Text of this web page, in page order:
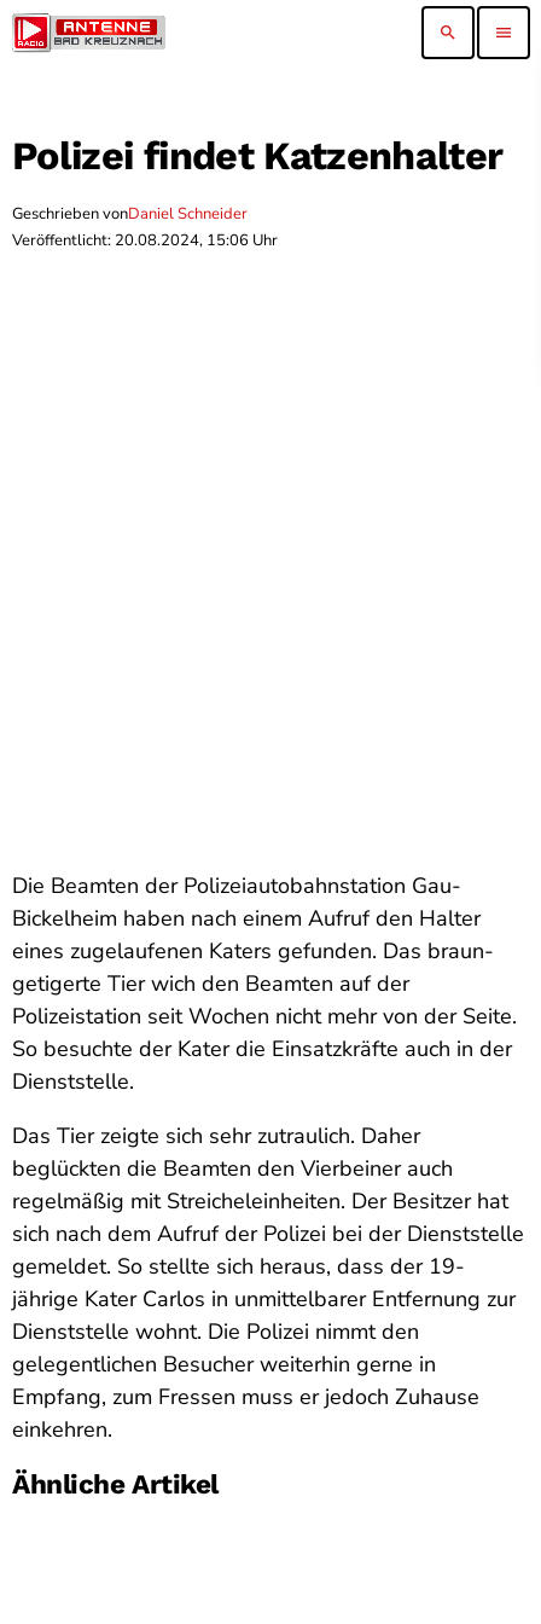
search menu
Polizei findet Katzenhalter
Geschrieben vonDaniel Schneider
Veröffentlicht: 20.08.2024, 15:06 Uhr
Die Beamten der Polizeiautobahnstation Gau-
Bickelheim haben nach einem Aufruf den Halter
eines zugelaufenen Katers gefunden. Das braun-
getigerte Tier wich den Beamten auf der
Polizeistation seit Wochen nicht mehr von der Seite.
So besuchte der Kater die Einsatzkräfte auch in der
Dienststelle.
Das Tier zeigte sich sehr zutraulich. Daher
beglückten die Beamten den Vierbeiner auch
regelmäßig mit Streicheleinheiten. Der Besitzer hat
sich nach dem Aufruf der Polizei bei der Dienststelle
gemeldet. So stellte sich heraus, dass der 19-
jährige Kater Carlos in unmittelbarer Entfernung zur
Dienststelle wohnt. Die Polizei nimmt den
gelegentlichen Besucher weiterhin gerne in
Empfang, zum Fressen muss er jedoch Zuhause
einkehren.
Ähnliche Artikel